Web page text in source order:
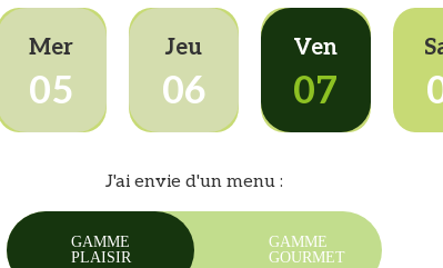
Mer
05
Jeu
06
Ven
07
J'ai envie d'un menu :
GAMME
PLAISIR
GAMME
GOURMET